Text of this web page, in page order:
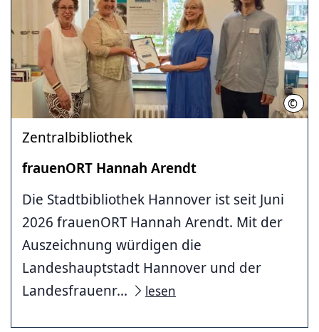
©
Zentralbibliothek
frauenORT Hannah Arendt
Die Stadtbibliothek Hannover ist seit Juni
2026 frauenORT Hannah Arendt. Mit der
Auszeichnung würdigen die
Landeshauptstadt Hannover und der
Landesfrauenr...
lesen